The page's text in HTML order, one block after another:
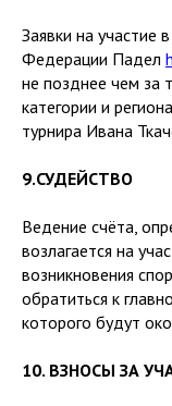
Заявки на участие
Федерации Падел
не позднее чем за
категории и
турнира Ивана
9.СУДЕЙСТВО
Ведение счёта,
возлагается на
возникновения
обратиться к
которого будут
10. ВЗНОСЫ ЗА